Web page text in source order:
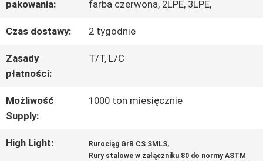
SKONTAKTUJ
SIĘ
Z
NAMI
pakowania:
farba czerwona, 2LPE, 3LPE,
Czas dostawy: 2 tygodnie
Zasady
płatności:
T/T, L/C
Możliwość
Supply:
1000 ton miesięcznie
High Light: Rurociąg GrB CS SMLS,
Rury stalowe w załączniku 80 do normy ASTM